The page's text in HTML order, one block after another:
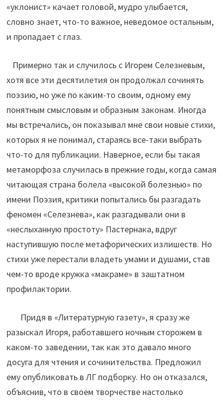
«уклонист» качает головой, мудро улыбается,
словно знает, что-то важное, неведомое остальным,
и пропадает с глаз.
Примерно так и случилось с Игорем Селезневым,
хотя все эти десятилетия он продолжал сочинять
поэзию, но уже по каким-то своим, одному ему
понятным смысловым и образным законам. Иногда
мы встречались, он показывал мне свои новые стихи,
которых я не понимал, стараясь все-таки выбрать
что-то для публикации. Наверное, если бы такая
метаморфоза случилась в прежние годы, когда самая
читающая страна болела «высокой болезнью» по
имени Поэзия, критики попытались бы разгадать
феномен «Селезнева», как разгадывали они в
«неслыханную простоту» Пастернака, вдруг
наступившую после метафорических излишеств. Но
стихи уже перестали владеть умами и душами, став
чем-то вроде кружка «макраме» в заштатном
профилактории.
Придя в «Литературную газету», я сразу же
разыскал Игоря, работавшего ночным сторожем в
каком-то заведении, так как это давало много
досуга для чтения и сочинительства. Предложил
ему опубликовать в ЛГ подборку. Но он отказался,
объяснив, что в своем творчестве настолько